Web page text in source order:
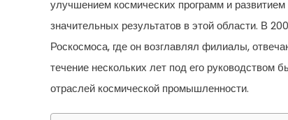
улучшением космических программ и
значительных результатов в этой области. В
Роскосмоса, где он возглавлял филиалы,
течение нескольких лет под его руководством
отраслей космической промышленности.